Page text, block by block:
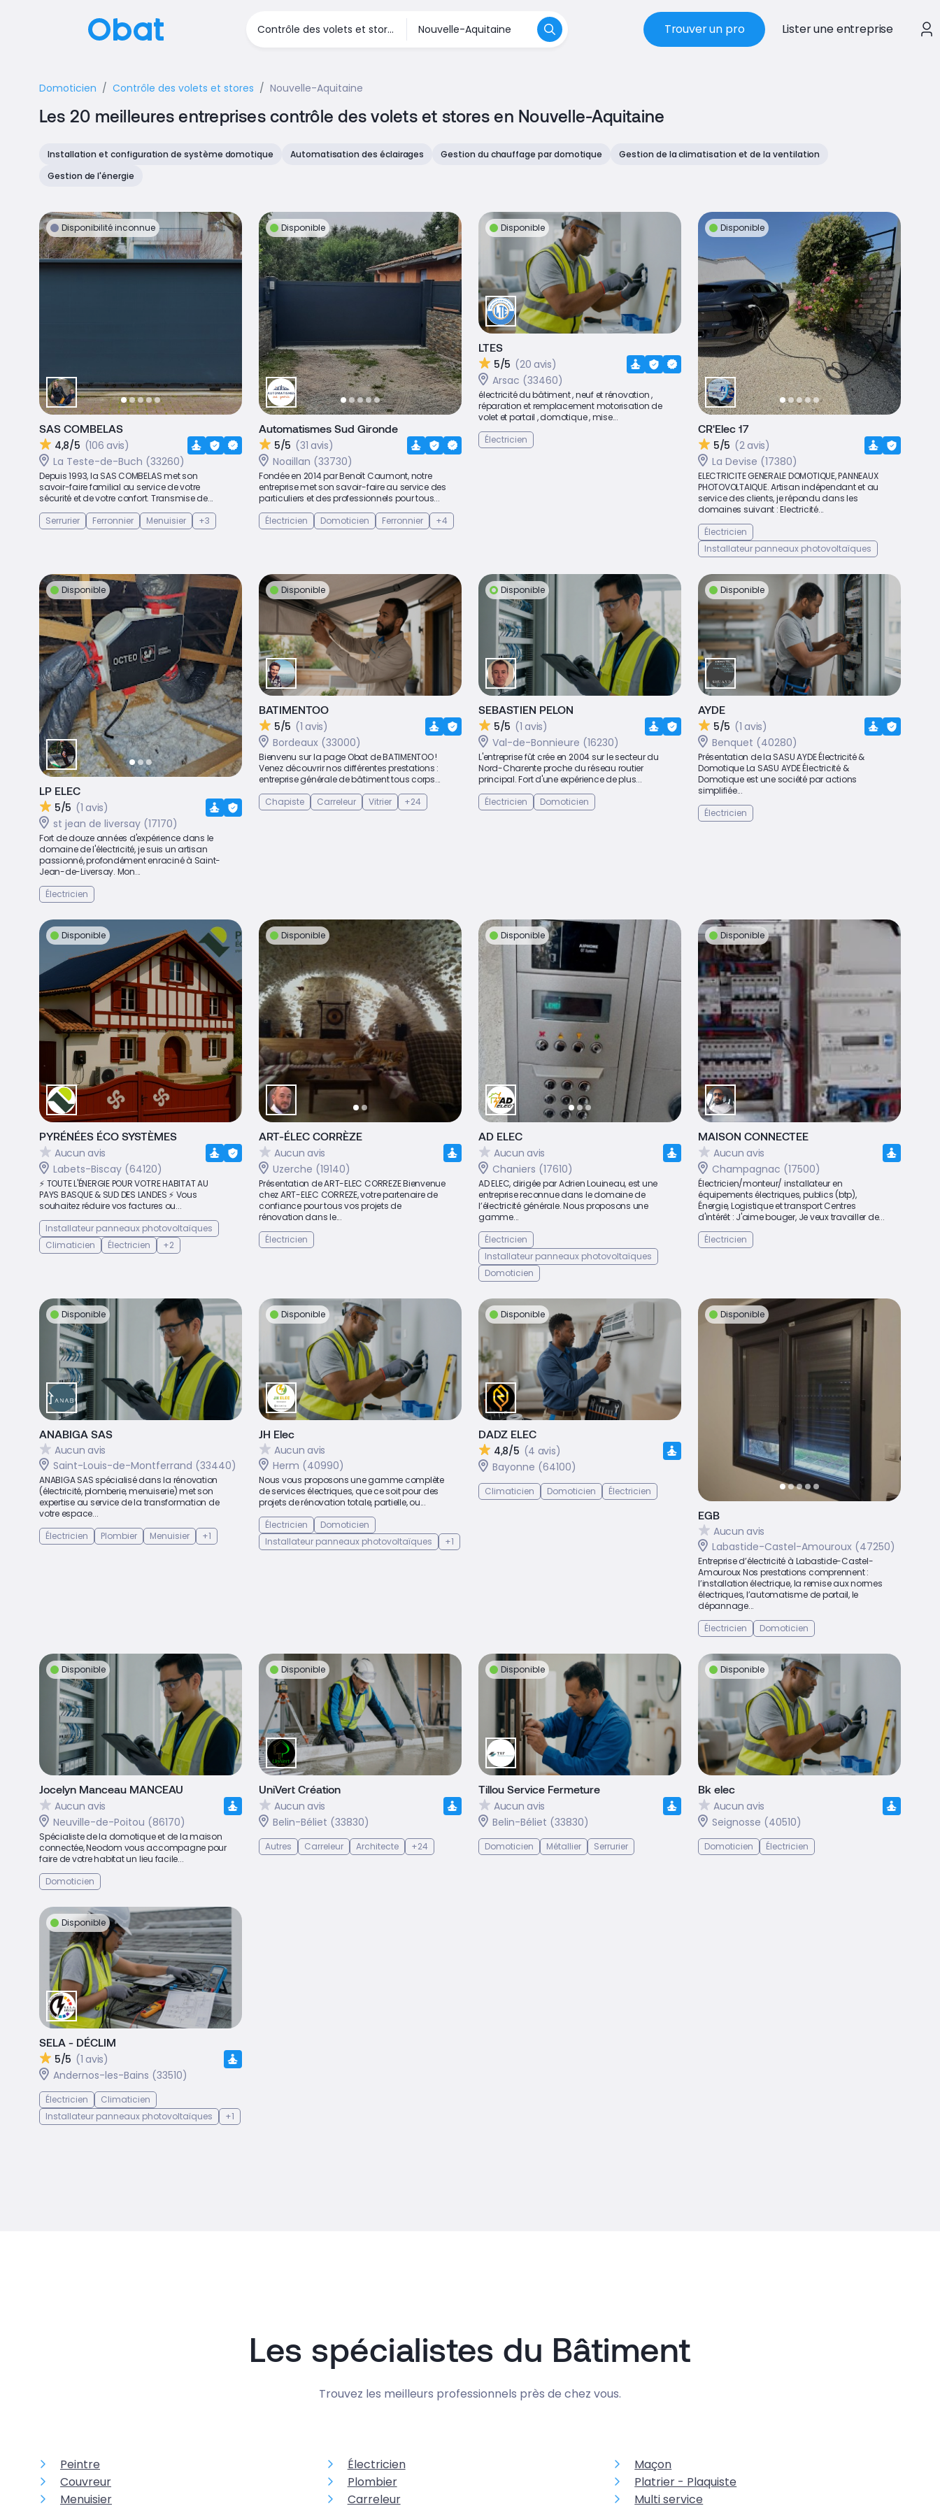
Trouver un pro Lister une entreprise
Domoticien Contrôle des volets et stores Nouvelle-Aquitaine
Les 20 meilleures entreprises contrôle des volets et stores en Nouvelle-Aquitaine
Installation et configuration de système domotique Automatisation des éclairages Gestion du chauffage par domotique
Gestion de la climatisation et de la ventilation
Gestion de l'énergie
Disponibilité inconnue
SAS COMBELAS
4,8/5 (106 avis)
La Teste-de-Buch (33260)
Depuis 1993, la SAS COMBELAS met son
savoir-faire familial au service de votre
sécurité et de votre confort. Transmise de...
Serrurier
Ferronnier Menuisier +3
Disponible
Automatismes Sud Gironde
5/5 (31 avis)
Noaillan (33730)
Fondée en 2014 par Benoît Caumont, notre
entreprise met son savoir-faire au service des
particuliers et des professionnels pour tous...
Électricien
Domoticien Ferronnier +4
Disponible
LTES
5/5 (20 avis)
Arsac (33460)
électricité du bâtiment , neuf et rénovation ,
réparation et remplacement motorisation de
volet et portail , domotique , mise...
Électricien
Disponible
CR'Elec 17
5/5 (2 avis)
La Devise (17380)
ELECTRICITE GENERALE DOMOTIQUE, PANNEAUX
PHOTOVOLTAIQUE. Artisan indépendant et au
service des clients, je répondu dans les
domaines suivant : Electricité...
Électricien
Installateur panneaux photovoltaïques
Disponible
LP ELEC
5/5 (1 avis)
st jean de liversay (17170)
Fort de douze années d'expérience dans le
domaine de l'électricité, je suis un artisan
passionné, profondément enraciné à Saint-
Jean-de-Liversay. Mon...
Électricien
Disponible
BATIMENTOO
5/5 (1 avis)
Bordeaux (33000)
Bienvenu sur la page Obat de BATIMENTOO !
Venez découvrir nos différentes prestations :
entreprise générale de bâtiment tous corps...
Chapiste
Carreleur Vitrier +24
Disponible
SEBASTIEN PELON
5/5 (1 avis)
Val-de-Bonnieure (16230)
L'entreprise fût crée en 2004 sur le secteur du
Nord-Charente proche du réseau routier
principal. Fort d'une expérience de plus...
Électricien
Domoticien
Disponible
AYDE
5/5 (1 avis)
Benquet (40280)
Présentation de la SASU AYDE Électricité &
Domotique La SASU AYDE Électricité &
Domotique est une société par actions
simplifiée...
Électricien
Disponible
PYRÉNÉES ÉCO SYSTÈMES
Aucun avis
Labets-Biscay (64120)
⚡ TOUTE L'ÉNERGIE POUR VOTRE HABITAT AU
PAYS BASQUE & SUD DES LANDES ⚡ Vous
souhaitez réduire vos factures ou...
Installateur panneaux photovoltaïques
Climaticien
Électricien +2
Disponible
ART-ÉLEC CORRÈZE
Aucun avis
Uzerche (19140)
Présentation de ART-ELEC CORREZE Bienvenue
chez ART-ELEC CORREZE, votre partenaire de
confiance pour tous vos projets de
rénovation dans le...
Électricien
Disponible
AD ELEC
Aucun avis
Chaniers (17610)
AD ELEC, dirigée par Adrien Louineau, est une
entreprise reconnue dans le domaine de
l’électricité générale. Nous proposons une
gamme...
Électricien
Installateur panneaux photovoltaïques
Domoticien
Disponible
MAISON CONNECTEE
Aucun avis
Champagnac (17500)
Électricien/monteur/ installateur en
équipements électriques, publics (btp),
Énergie, Logistique et transport Centres
d'intérêt : J'aime bouger, Je veux travailler de...
Électricien
Disponible
ANABIGA SAS
Aucun avis
Saint-Louis-de-Montferrand (33440)
ANABIGA SAS spécialisé dans la rénovation
(électricité, plomberie, menuiserie) met son
expertise au service de la transformation de
votre espace...
Électricien
Plombier Menuisier +1
Disponible
JH Elec
Aucun avis
Herm (40990)
Nous vous proposons une gamme complète
de services électriques, que ce soit pour des
projets de rénovation totale, partielle, ou...
Électricien
Domoticien
Installateur panneaux photovoltaïques
+1
Disponible
DADZ ELEC
4,8/5 (4 avis)
Bayonne (64100)
Climaticien Domoticien Électricien
Disponible
EGB
Aucun avis
Labastide-Castel-Amouroux (47250)
Entreprise d’électricité à Labastide-Castel-
Amouroux Nos prestations comprennent :
l’installation électrique, la remise aux normes
électriques, l’automatisme de portail, le
dépannage...
Électricien
Domoticien
Disponible
Jocelyn Manceau MANCEAU
Aucun avis
Neuville-de-Poitou (86170)
Spécialiste de la domotique et de la maison
connectée, Neodom vous accompagne pour
faire de votre habitat un lieu facile...
Domoticien
Disponible
UniVert Création
Aucun avis
Belin-Béliet (33830)
Autres Carreleur Architecte +24
Disponible
Tillou Service Fermeture
Aucun avis
Belin-Béliet (33830)
Domoticien Métallier Serrurier
Disponible
Bk elec
Aucun avis
Seignosse (40510)
Domoticien Électricien
Disponible
SELA - DÉCLIM
5/5 (1 avis)
Andernos-les-Bains (33510)
Électricien
Climaticien
Installateur panneaux photovoltaïques
+1
Les spécialistes du Bâtiment
Trouvez les meilleurs professionnels près de chez vous.
Peintre Électricien
Maçon
Couvreur
Plombier
Platrier - Plaquiste
Menuisier
Carreleur Multi service